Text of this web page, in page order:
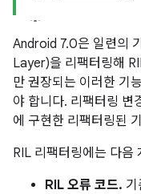
Android 7.0은 일련의
Layer)을 리팩터링해
만 권장되는 이러한 기
야 합니다. 리팩터링 변
에 구현한 리팩터링된
RIL 리팩터링에는 다음
RIL 오류 코드. 기